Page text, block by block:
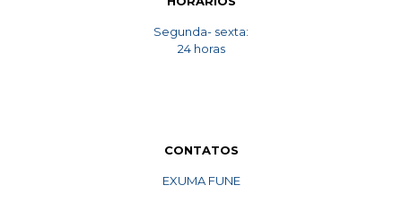
Segunda- sexta:
24 horas
CONTATOS
EXUMA FUNE